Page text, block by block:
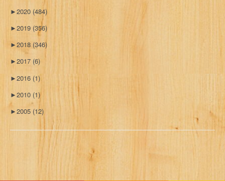
►2020 (484)
►2019 (356)
►2018 (346)
►2017 (6)
►2016 (1)
►2010 (1)
►2005 (12)